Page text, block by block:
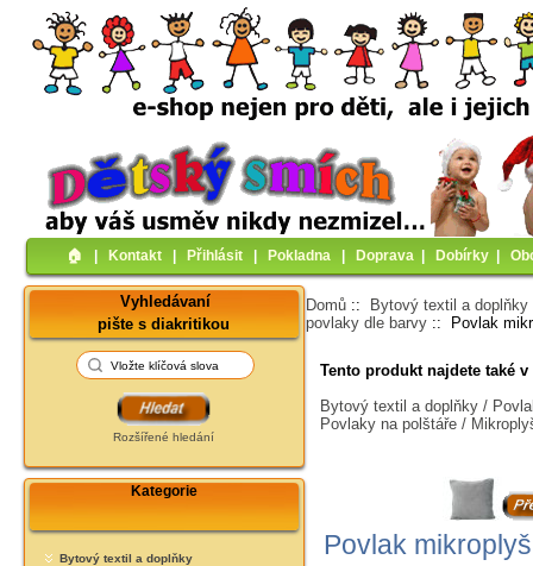
🏠︎ Kontakt Přihlásit Pokladna Doprava Dobírky
Vyhledávaní
pište s diakritikou
Rozšířené hledání
Kategorie
Bytový textil a doplňky
Domů :: Bytový textil a doplňky
povlaky dle barvy :: Povlak
Tento produkt najdete také
Bytový textil a doplňky /
Povlaky na polštáře /
Povlak